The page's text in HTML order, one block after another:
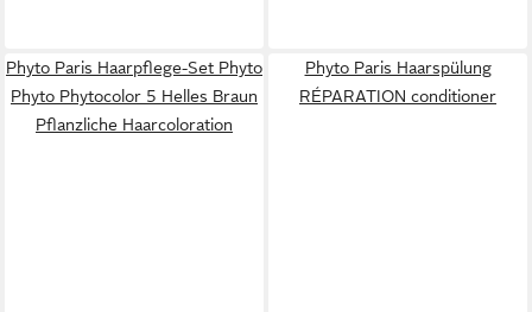
Phyto Paris Haarpflege-Set Phyto
Phyto Phytocolor 5 Helles Braun
Pflanzliche Haarcoloration
Phyto Paris Haarspülung
RÉPARATION conditioner